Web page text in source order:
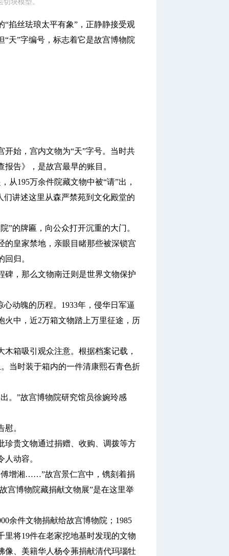
块模型。
丝珐琅太平有象”，正静静接受观
天”字编号，标志着它是故宫博物院
始，宫内文物为“天”字号。当时共
告》，是故宫最早的账目。
195万余件院藏文物中被“请”出，
讲述这里从森严禁苑到文化殿堂的
的牌匾，向公众打开沉重的大门。
的皇家禁地，亲眼目睹那些被深锁宫
归。
，那么文物南迁则是世界文物保护
动魄的历程。1933年，侵华日军逼
火中，近2万箱文物踏上万里征途，历
箱吸引观众注意。根据档案记载，
当时装于箱内的一件清康熙石青色折
”故宫博物院研究馆员徐婉玲感
。
贵文物通过捐赠、收购、调拨等方
动容。
增湘……”故宫景仁宫中，镌刻着捐
宫博物院藏捐献文物展”是在这里举
件文物捐献给故宫博物院；1985
将19件在老家挖地基时发现的文物
像、美籍华人杨令茀捐献清代玛瑙牡